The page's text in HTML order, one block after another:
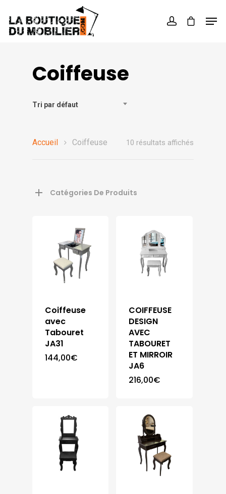
Hit enter to search or ESC to close
Coiffeuse
Tri par défaut
10 résultats affichés
Accueil Coiffeuse
Catégories De Produits
Coiffeuse
avec
Tabouret
JA31
144,00€
COIFFEUSE
DESIGN
AVEC
TABOURET
ET MIRROIR
JA6
216,00€